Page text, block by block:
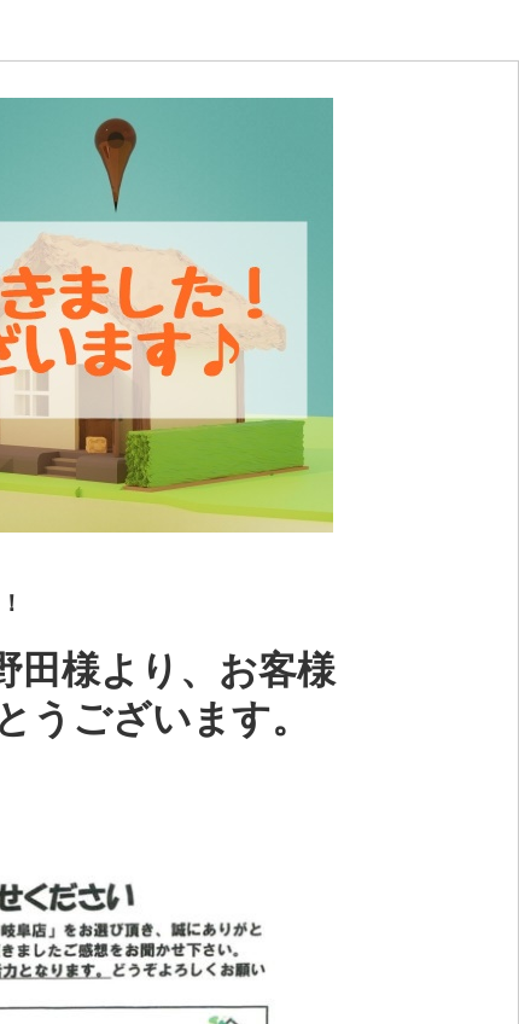
田様より、お客様
うございます。